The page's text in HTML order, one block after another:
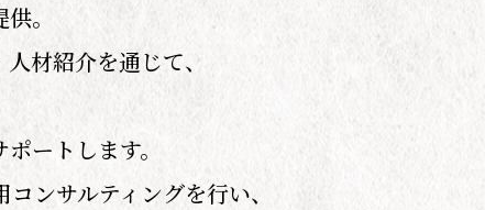
。
材紹介を通じて、
ートします。
ンサルティングを行い、